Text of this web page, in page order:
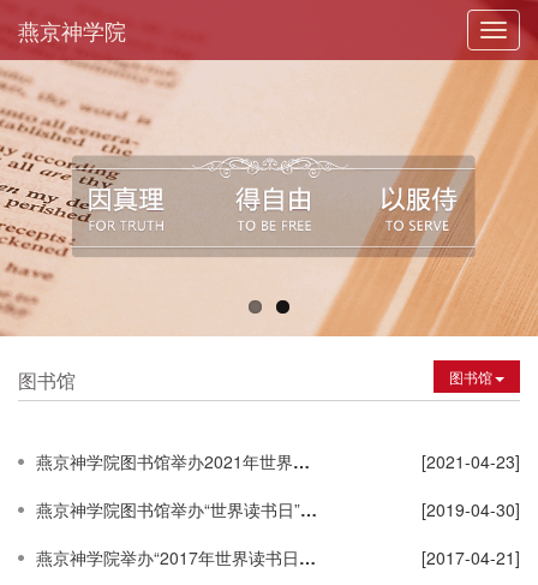
燕京神学院
图书馆
图书馆
燕京神学院图书馆举办2021年世界读书日活动
[2021-04-23]
燕京神学院图书馆举办“世界读书日”宣传活动报道
[2019-04-30]
燕京神学院举办“2017年世界读书日活动”
[2017-04-21]